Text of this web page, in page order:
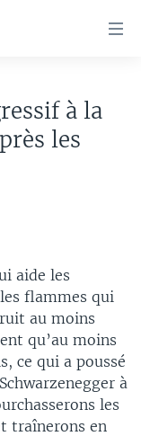
à la
les
aide les
flammes qui
au moins
qu’au moins
ce qui a poussé
à
les
traînerons en